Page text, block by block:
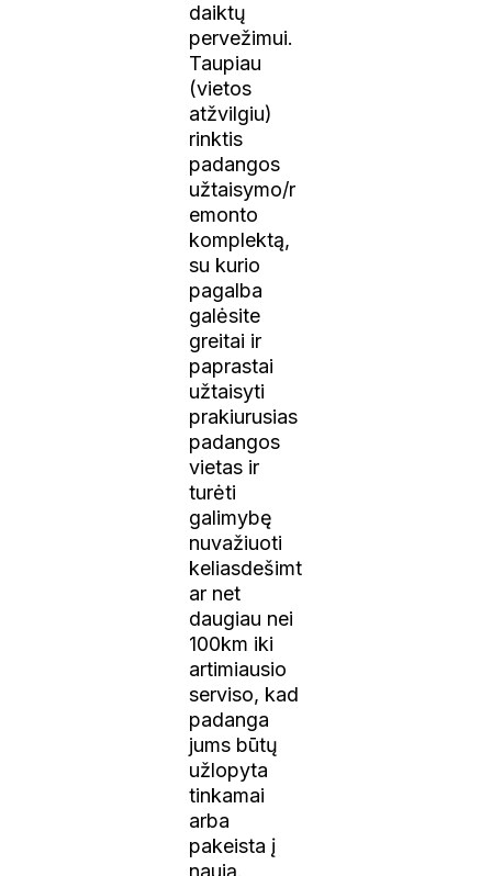
daiktų
pervežimui.
Taupiau
(vietos
atžvilgiu)
rinktis
padangos
užtaisymo/r
emonto
komplektą,
su kurio
pagalba
galėsite
greitai ir
paprastai
užtaisyti
prakiurusias
padangos
vietas ir
turėti
galimybę
nuvažiuoti
keliasdešimt
ar net
daugiau nei
100km iki
artimiausio
serviso, kad
padanga
jums būtų
užlopyta
tinkamai
arba
pakeista į
naują.